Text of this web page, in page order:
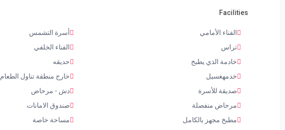
Facilities
أسرة التشمس
الفناء الأمامي
الفناء الخلفي
تراس
حديقه
خادمة الذي يطبخ
خارج منطقة تناول الطعام
خدمهغسيل
دش - مرحاض
صديقة للأسرة
صندوق الامانات
مرحاض منفصلة
مساحة خاصة
مطبخ مجهز بالكامل